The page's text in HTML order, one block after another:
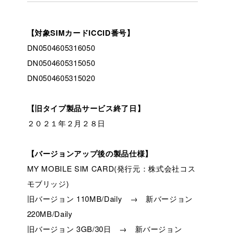
【対象SIMカードICCID番号】
DN0504605316050
DN0504605315050
DN0504605315020
【旧タイプ製品サービス終了日】
２０２１年２月２８日
【バージョンアップ後の製品仕様】
MY MOBILE SIM CARD(発行元：株式会社コス
モブリッジ)
旧バージョン 110MB/Daily → 新バージョン
220MB/Daily
旧バージョン 3GB/30日 → 新バージョン